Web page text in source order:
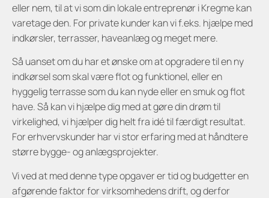
eller nem, til at vi som din lokale entreprenør i Kregme kan
varetage den. For private kunder kan vi f.eks. hjælpe med
indkørsler, terrasser, haveanlæg og meget mere.
Så uanset om du har et ønske om at opgradere til en ny
indkørsel som skal være flot og funktionel, eller en
hyggelig terrasse som du kan nyde eller en smuk og flot
have. Så kan vi hjælpe dig med at gøre din drøm til
virkelighed, vi hjælper dig helt fra idé til færdigt resultat.
For erhvervskunder har vi stor erfaring med at håndtere
større bygge- og anlægsprojekter.
Vi ved at med denne type opgaver er tid og budgetter en
afgørende faktor for virksomhedens drift, og derfor